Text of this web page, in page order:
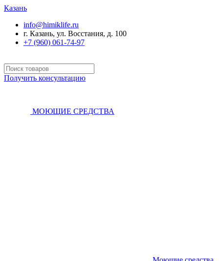
Казань
info@himiklife.ru
г. Казань, ул. Восстания, д. 100
+7 (960) 061-74-97
Получить консультацию
МОЮЩИЕ СРЕДСТВА